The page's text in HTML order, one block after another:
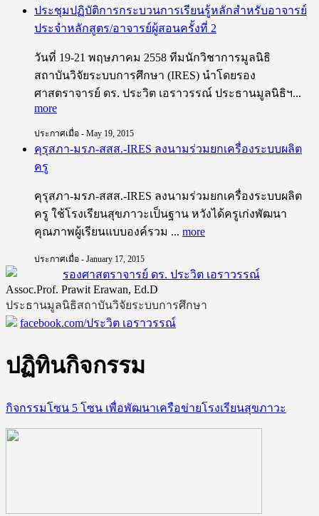
ประชุมปฏิบัติการกระบวนการเรียนรู้หลักสำหรับอาจารย์
ประจำหลักสูตร/อาจารย์ผู้สอนครั้งที่ 2
วันที่ 19-21 พฤษภาคม 2558 ทีมนักวิชาการมูลนิธิ
สถาบันวิจัยระบบการศึกษา (IRES) นำโดยรอง
ศาสตราจารย์ ดร. ประวิต เอราวรรณ์ ประธานมูลนิธิฯ...
more
ประกาศเมื่อ - May 19, 2015
คุรุสภา-มรภ-สสส.-IRES ลงนามร่วมยกเครื่องระบบผลิต
ครู
คุรุสภา-มรภ-สสส.-IRES ลงนามร่วมยกเครื่องระบบผลิต
ครู ใช้โรงเรียนสุขภาวะเป็นฐาน หวังได้ครูเก่งพัฒนา
คุณภาพผู้เรียนแบบองค์รวม ... more
ประกาศเมื่อ - January 17, 2015
รองศาสตราจารย์ ดร. ประวิต เอราวรรณ์
Assoc.Prof. Prawit Erawan, Ed.D
ประธานมูลนิธิสถาบันวิจัยระบบการศึกษา
facebook.com/ประวิต เอราวรรณ์
ปฏิทินกิจกรรม
กิจกรรมโซน 5 โซน เพื่อพัฒนาเครือข่ายโรงเรียนสุขภาวะ